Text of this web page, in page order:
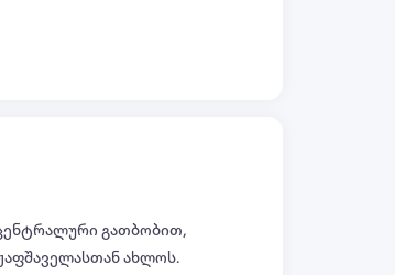
ცენტრალური გათბობით,
ახლოს.